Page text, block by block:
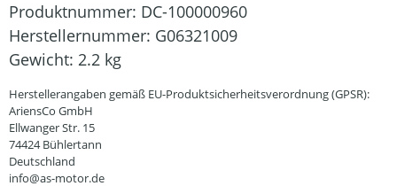
Produktnummer: DC-100000960
Herstellernummer: G06321009
Gewicht: 2.2 kg
Herstellerangaben gemäß EU-Produktsicherheitsverordnung (GPSR):
AriensCo GmbH
Ellwanger Str. 15
74424 Bühlertann
Deutschland
info@as-motor.de